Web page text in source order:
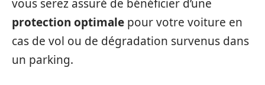
vous serez assuré de bénéficier d’une
protection optimale pour votre voiture en
cas de vol ou de dégradation survenus dans
un parking.